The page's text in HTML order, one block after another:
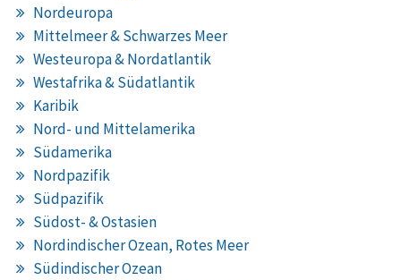
Nordeuropa
Mittelmeer & Schwarzes Meer
Westeuropa & Nordatlantik
Westafrika & Südatlantik
Karibik
Nord- und Mittelamerika
Südamerika
Nordpazifik
Südpazifik
Südost- & Ostasien
Nordindischer Ozean, Rotes Meer
Südindischer Ozean